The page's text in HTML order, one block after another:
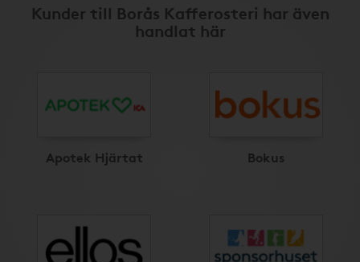
Kunder till Borås Kafferosteri har även
handlat här
Apotek Hjärtat Bokus